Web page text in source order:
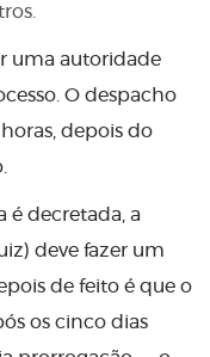
uma autoridade
O despacho
depois do
é decretada, a
deve fazer um
de feito é que o
os cinco dias